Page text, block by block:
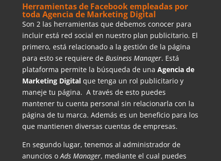
Herramientas de Facebook empleadas por
toda Agencia de Marketing Digital
Son 2 las herramientas que debemos conocer para
incluir está red social en nuestro plan publicitario. El
primero, está relacionado a la gestión de la página
para esto se requiere de Business Manager. Está
plataforma permite la búsqueda de una Agencia de
Marketing Digitalque tenga un rol publicitario y
maneje tu página. A través de esto puedes
mantener tu cuenta personal sin relacionarla con la
página de tu marca. Además es un beneficio para los
que mantienen diversas cuentas de empresas.
En segundo lugar, tenemos al administrador de
anuncios oAds Manager, mediante el cual puedes